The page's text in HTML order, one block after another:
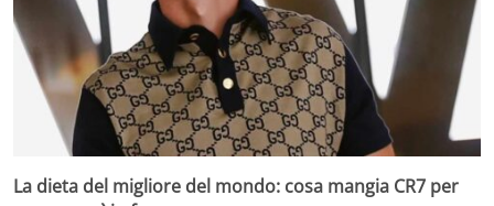
La dieta del migliore del mondo: cosa mangia CR7 per